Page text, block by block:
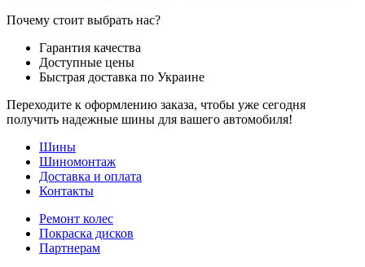
Почему стоит выбрать нас?
Гарантия качества
Доступные цены
Быстрая доставка по Украине
Переходите к оформлению заказа, чтобы уже сегодня
получить надежные шины для вашего автомобиля!
Шины
Шиномонтаж
Доставка и оплата
Контакты
Ремонт колес
Покраска дисков
Партнерам